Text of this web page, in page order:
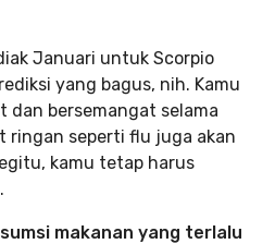
Januari untuk Scorpio
yang bagus, nih. Kamu
dan bersemangat selama
ringan seperti flu juga akan
kamu tetap harus
makanan yang terlalu